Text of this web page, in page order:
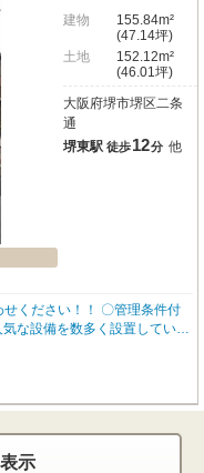
建物
155.84m²
(47.14坪)
土地
152.12m²
(46.01坪)
大阪府堺市堺区二条
通
堺東駅 徒歩12分 他
！ 〇管理条件付
件となっております。 ￼▼
能 ・独立洗面台 ・TVモニ
金融機関のご相談も承りま
示